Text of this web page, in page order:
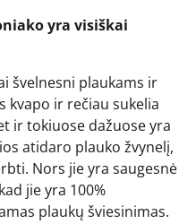
yra visiškai
švelnesni plaukams ir
kvapo ir rečiau sukelia
ir tokiuose dažuose yra
atidaro plauko žvynelį,
Nors jie yra saugesnė
jie yra 100%
plaukų šviesinimas.